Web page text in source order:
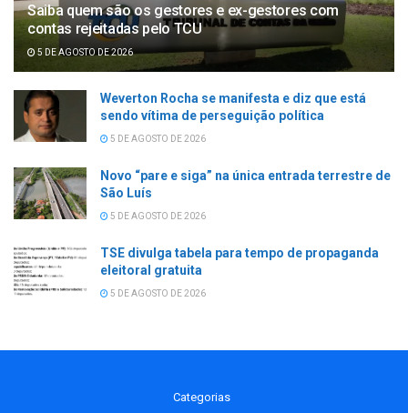
Saiba quem são os gestores e ex-gestores com
contas rejeitadas pelo TCU
5 DE AGOSTO DE 2026
Weverton Rocha se manifesta e diz que está
sendo vítima de perseguição política
5 DE AGOSTO DE 2026
Novo “pare e siga” na única entrada terrestre de
São Luís
5 DE AGOSTO DE 2026
TSE divulga tabela para tempo de propaganda
eleitoral gratuita
5 DE AGOSTO DE 2026
Categorias